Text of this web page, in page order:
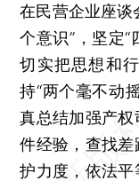
在民营企业座谈
个意识”，坚定“
切实把思想和
持“两个毫不动
真总结加强产
件经验，查找
护力度，依法